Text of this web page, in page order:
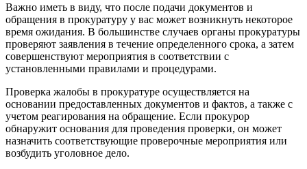
Важно иметь в виду, что после подачи документов и
обращения в прокуратуру у вас может возникнуть некоторое
время ожидания. В большинстве случаев органы прокуратуры
проверяют заявления в течение определенного срока, а затем
совершенствуют мероприятия в соответствии с
установленными правилами и процедурами.
Проверка жалобы в прокуратуре осуществляется на
основании предоставленных документов и фактов, а также с
учетом реагирования на обращение. Если прокурор
обнаружит основания для проведения проверки, он может
назначить соответствующие проверочные мероприятия или
возбудить уголовное дело.